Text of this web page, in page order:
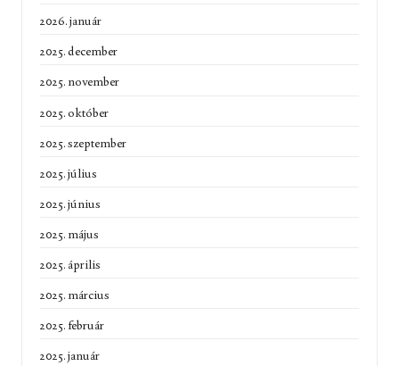
2026. január
2025. december
2025. november
2025. október
2025. szeptember
2025. július
2025. június
2025. május
2025. április
2025. március
2025. február
2025. január